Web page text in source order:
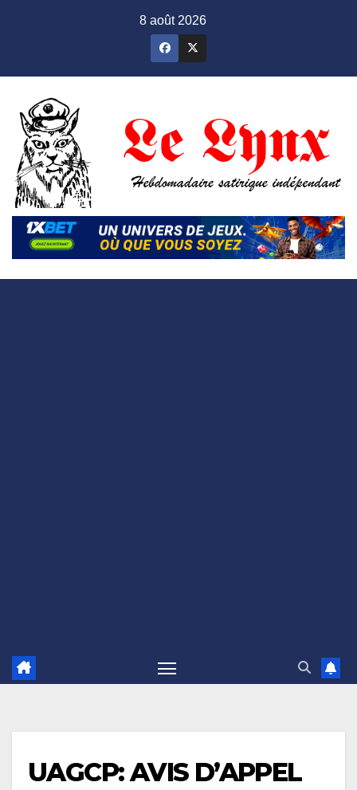
8 août 2026
UAGCP: AVIS D’APPEL